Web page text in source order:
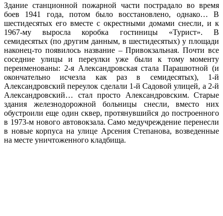
Здание станционной пожарной части пострадало во время
боев 1941 года, потом было восстановлено, однако… В
шестидесятых его вместе с окрестными домами снесли, и к
1967-му выросла коробка гостиницы «Турист». В
семидесятых (по другим данным, в шестидесятых) у площади
наконец-то появилось название –Привокзальная. Почти все
соседние улицы и переулки уже были к тому моменту
переименованы: 2-я Александровская стала Парашютной (и
окончательно исчезла как раз в семидесятых), 1-й
Александровский переулок сделали 1-й Садовой улицей, а 2-й
Александровский… стал просто Александровским. Старые
здания железнодорожной больницы снесли, вместо них
обустроили еще один сквер,протянувшийся до построенного
в 1973-м нового автовокзала. Само медучреждение перенесли
в новые корпуса на улице Арсения Степанова, возведенные
на месте уничтоженного кладбища.